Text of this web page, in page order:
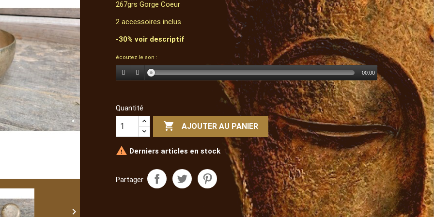

267grs Gorge Coeur
2 accessoires inclus
-30% voir descriptif
écoutez le son :
00:00
Quantité
 AJOUTER AU PANIER
 Derniers articles en stock
Partager